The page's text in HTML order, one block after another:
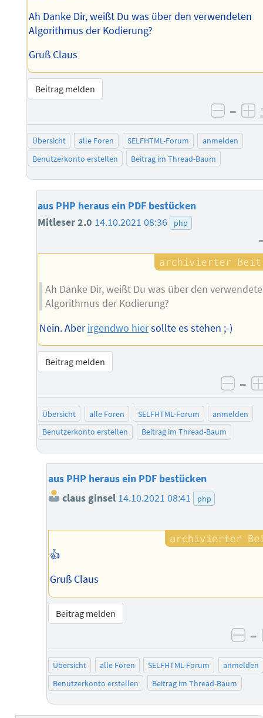
Ah Danke Dir, weißt Du was über den verwendeten
Algorithmus der Kodierung?
Gruß Claus
Beitrag melden
–
Übersicht alle Foren SELFHTML-Forum
anmelden
Benutzerkonto erstellen
Beitrag im Thread-Baum
aus PHP heraus ein PDF bestücken
Mitleser 2.0 14.10.2021 08:36 php
Ah Danke Dir, weißt Du was über den
Algorithmus der Kodierung?
Nein. Aberirgendwo hiersollte es stehen ;-)
Beitrag melden
–
Übersicht alle Foren SELFHTML-Forum
anmelden
Benutzerkonto erstellen
Beitrag im Thread-Baum
aus PHP heraus ein PDF bestücken
claus ginsel 14.10.2021 08:41 php
👍
Gruß Claus
Beitrag melden
–
Übersicht alle Foren SELFHTML-Forum
anmelden
Benutzerkonto erstellen
Beitrag im Thread-Baum